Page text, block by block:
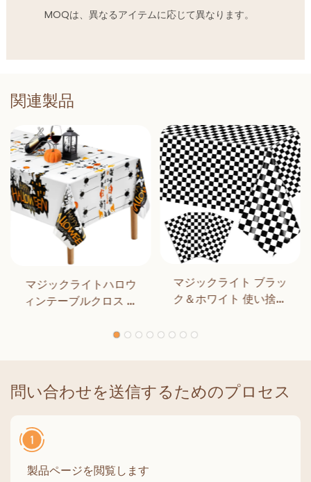
MOQは、異なるアイテムに応じて異なります。
関連製品
マジックライトハロウ
ィンテーブルクロス ハ
コレーション アウトド
マジックライト ブラッ
ク＆ホワイト 使い捨て
ダイニング 誕生日パー
問い合わせを送信するためのプロセス
製品ページを閲覧します